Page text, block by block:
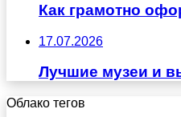
Как грамотно
17.07.2026
Лучшие музеи и
Облако тегов